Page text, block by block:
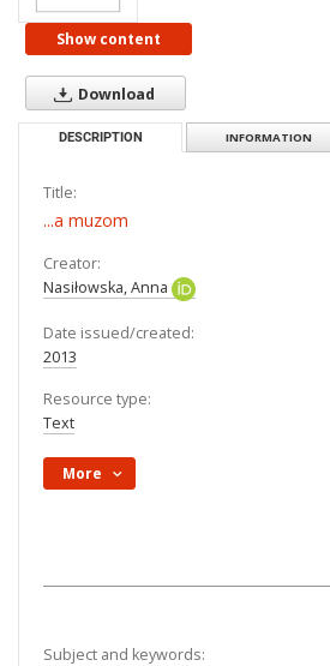
Show content
Download
DESCRIPTION INFORMATION
Title:
...a muzom
Creator:
Nasiłowska, Anna
Date issued/created:
2013
Resource type:
Text
More
Subject and keywords: